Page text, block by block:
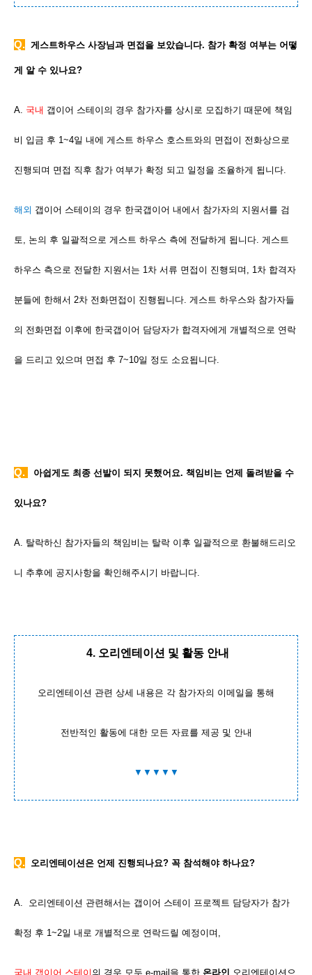
Q. 게스트하우스 사장님과 면접을 보았습니다. 참가 확정 여부는 어떻
게 알 수 있나요?
A. 국내 갭이어 스테이의 경우 참가자를 상시로 모집하기 때문에 책임
비 입금 후 1~4일 내에 게스트 하우스 호스트와의 면접이 전화상으로
진행되며 면접 직후 참가 여부가 확정 되고 일정을 조율하게 됩니다.
해외 갭이어 스테이의 경우 한국갭이어 내에서 참가자의 지원서를 검
토, 논의 후 일괄적으로 게스트 하우스 측에 전달하게 됩니다. 게스트
하우스 측으로 전달한 지원서는 1차 서류 면접이 진행되며, 1차 합격자
분들에 한해서 2차 전화면접이 진행됩니다. 게스트 하우스와 참가자들
의 전화면접 이후에 한국갭이어 담당자가 합격자에게 개별적으로 연락
을 드리고 있으며 면접 후 7~10일 정도 소요됩니다.
Q. 아쉽게도 최종 선발이 되지 못했어요. 책임비는 언제 돌려받을 수
있나요?
A. 탈락하신 참가자들의 책임비는 탈락 이후 일괄적으로 환불해드리오
니 추후에 공지사항을 확인해주시기 바랍니다.
4. 오리엔테이션 및 활동 안내
오리엔테이션 관련 상세 내용은 각 참가자의 이메일을 통해
전반적인 활동에 대한 모든 자료를 제공 및 안내
▼▼▼▼▼
Q. 오리엔테이션은 언제 진행되나요? 꼭 참석해야 하나요?
A. 오리엔테이션 관련해서는 갭이어 스테이 프로젝트 담당자가 참가
확정 후 1~2일 내로 개별적으로 연락드릴 예정이며,
국내 갭이어 스테이 의 경우 모두 e-mail을 통한 온라인 오리엔테이션으